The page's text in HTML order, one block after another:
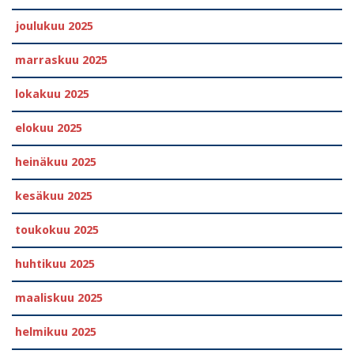
joulukuu 2025
marraskuu 2025
lokakuu 2025
elokuu 2025
heinäkuu 2025
kesäkuu 2025
toukokuu 2025
huhtikuu 2025
maaliskuu 2025
helmikuu 2025